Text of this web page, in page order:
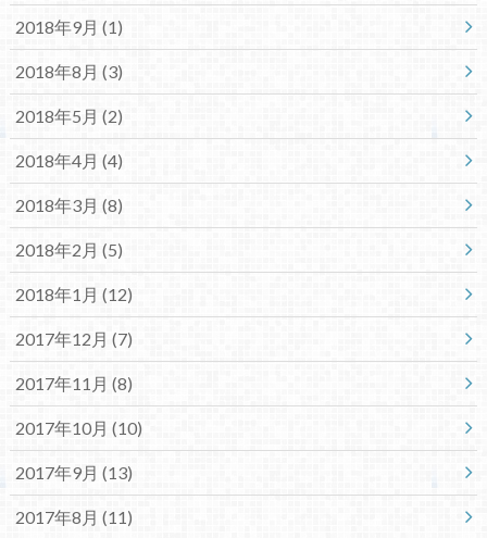
2018年9月 (1)
2018年8月 (3)
2018年5月 (2)
2018年4月 (4)
2018年3月 (8)
2018年2月 (5)
2018年1月 (12)
2017年12月 (7)
2017年11月 (8)
2017年10月 (10)
2017年9月 (13)
2017年8月 (11)